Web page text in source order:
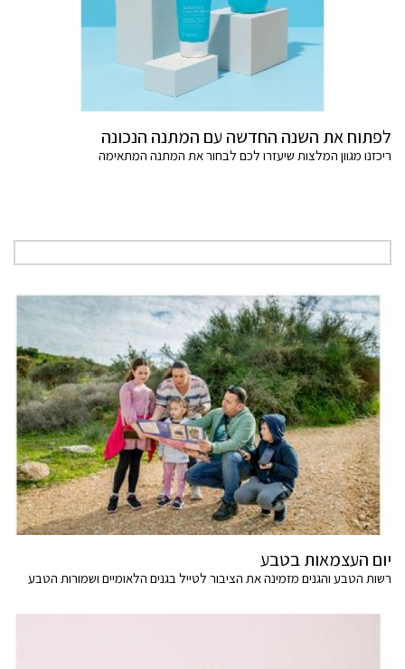
לפתוח את השנה החדשה עם המתנה הנכונה
ריכזנו מגוון המלצות שיעזרו לכם לבחור את המתנה המתאימה
יום העצמאות בטבע
רשות הטבע והגנים מזמינה את הציבור לטייל בגנים הלאומיים ושמורות הטבע